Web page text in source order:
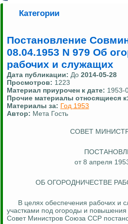
Категории
Постановление
08.04.1953 N 979 Об
рабочих и служащих
Дата публикации: До 2014-05-28
Просмотров: 1223
Материал приурочен к дате: 1953-
Прочие материалы относящиеся к:
Материалы за: Год 1953
Автор: Мета Гость
СОВЕТ
от 8 апреля
ОБ ОГОРОДНИЧЕСТВЕ
В целях обеспечения рабочих и
участками под огороды и повышения
Совет Министров Союза ССР